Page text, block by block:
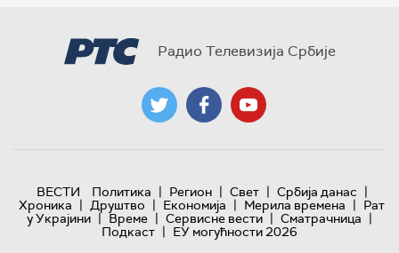
Радио Телевизија Србије
ВЕСТИ Политика | Регион | Свет | Србија данас |
Хроника | Друштво | Економија | Мерила времена | Рат
у Украјини | Време | Сервисне вести | Сматрачница |
Подкаст | ЕУ могућности 2026